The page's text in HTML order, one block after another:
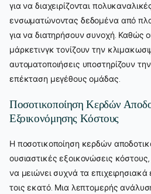
για να διαχειρίζονται
ενσωματώνοντας δεδομένα από
για να διατηρήσουν συνοχή. Καθώς
μάρκετινγκ τονίζουν την
αυτοματοποιήσεις υποστηρίζουν
επέκταση μεγέθους ομάδας.
Ποσοτικοποίηση Κερδών
Εξοικονόμησης Κόστους
Η ποσοτικοποίηση κερδών
ουσιαστικές εξοικονώσεις
να μειώνει συχνά τα
τοις εκατό. Μια λεπτομερής